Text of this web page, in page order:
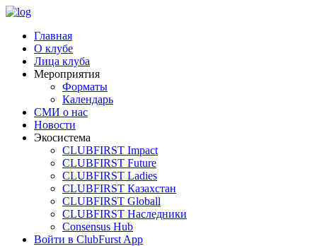
Главная
О клубе
Лица клуба
Мероприятия
Форматы
Календарь
СМИ о нас
Новости
Экосистема
CLUBFIRST Impact
CLUBFIRST Future
CLUBFIRST Ladies
CLUBFIRST Казахстан
CLUBFIRST Globall
CLUBFIRST Наследники
Consensus Hub
Войти в ClubFurst App